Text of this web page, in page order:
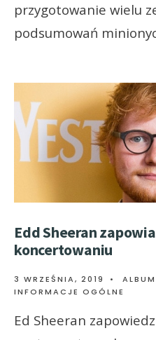
przygotowanie wielu
podsumowań
Edd Sheeran
koncertowaniu
3 WRZEŚNIA, 2019 •
INFORMACJE OGÓLNE
Ed Sheeran